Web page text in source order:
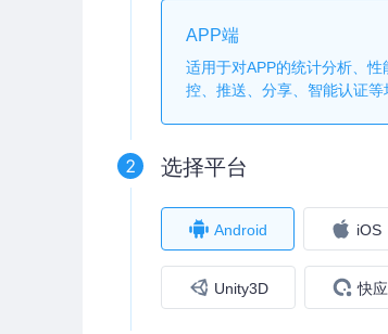
APP端
适用于对APP的统计分析、性
控、推送、分享、智能认证等
2 选择平台
Android iOS
Unity3D 快